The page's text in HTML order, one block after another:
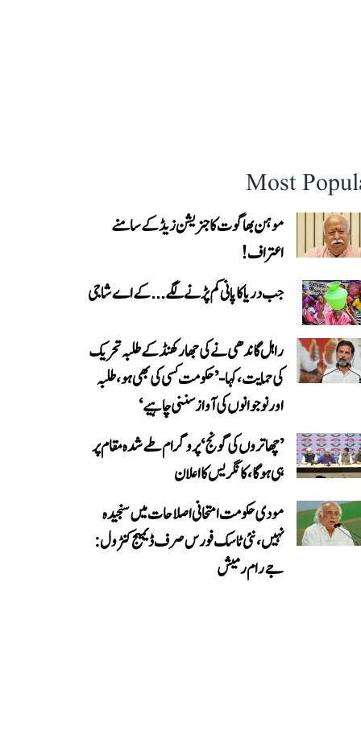
Most
موہن بھاگوت کا جنریشن زیڈ کے سامنے
اعتراف!
جب دریا کا پانی کم پڑنے لگے...کے اے شاجی
راہل گاندھی نے کی جھارکھنڈ کے طلبہ تحریک
کی حمایت، کہا- ’حکومت کسی کی بھی ہو، طلبہ
اور نوجوانوں کی آواز سننی چاہیے‘
’چھاتروں کی گونج‘ پروگرام طے شدہ مقام پر
ہی ہوگا، کانگریس کا اعلان
مودی حکومت امتحانی اصلاحات میں سنجیدہ
نہیں، نئی ٹاسک فورس صرف ڈیمیج کنٹرول:
جے رام رمیش